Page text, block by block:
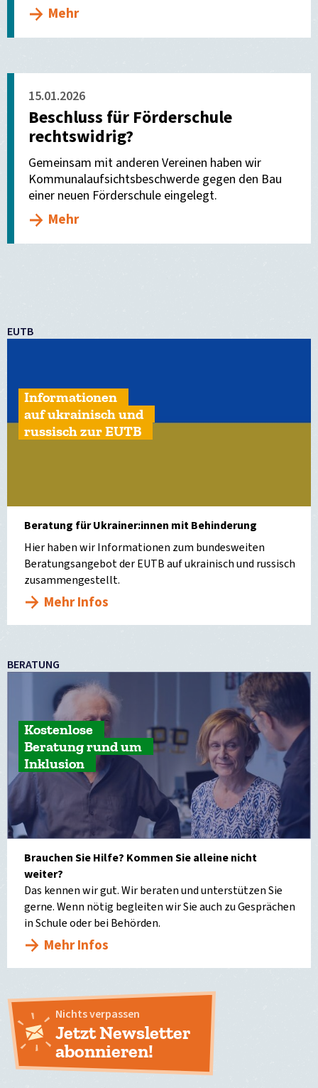
Mehr
15.01.2026
Beschluss für Förderschule
rechtswidrig?
Gemeinsam mit anderen Vereinen haben wir
Kommunalaufsichtsbeschwerde gegen den Bau
einer neuen Förderschule eingelegt.
Mehr
EUTB
Informationen
auf ukrainisch und
russisch zur EUTB
Beratung für Ukrainer:innen mit Behinderung
Hier haben wir Informationen zum bundesweiten
Beratungsangebot der EUTB auf ukrainisch und russisch
zusammengestellt.
Mehr Infos
BERATUNG
Kostenlose
Beratung rund um
Inklusion
Brauchen Sie Hilfe? Kommen Sie alleine nicht
weiter?
Das kennen wir gut. Wir beraten und unterstützen Sie
gerne. Wenn nötig begleiten wir Sie auch zu Gesprächen
in Schule oder bei Behörden.
Mehr Infos
Nichts verpassen
Jetzt Newsletter
abonnieren!